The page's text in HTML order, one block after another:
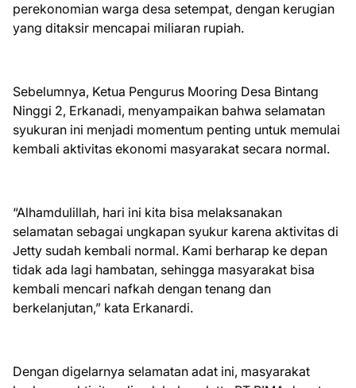
perekonomian warga desa setempat, dengan kerugian
yang ditaksir mencapai miliaran rupiah.
Sebelumnya, Ketua Pengurus Mooring Desa Bintang
Ninggi 2, Erkanadi, menyampaikan bahwa selamatan
syukuran ini menjadi momentum penting untuk memulai
kembali aktivitas ekonomi masyarakat secara normal.
“Alhamdulillah, hari ini kita bisa melaksanakan
selamatan sebagai ungkapan syukur karena aktivitas di
Jetty sudah kembali normal. Kami berharap ke depan
tidak ada lagi hambatan, sehingga masyarakat bisa
kembali mencari nafkah dengan tenang dan
berkelanjutan,” kata Erkanardi.
Dengan digelarnya selamatan adat ini, masyarakat